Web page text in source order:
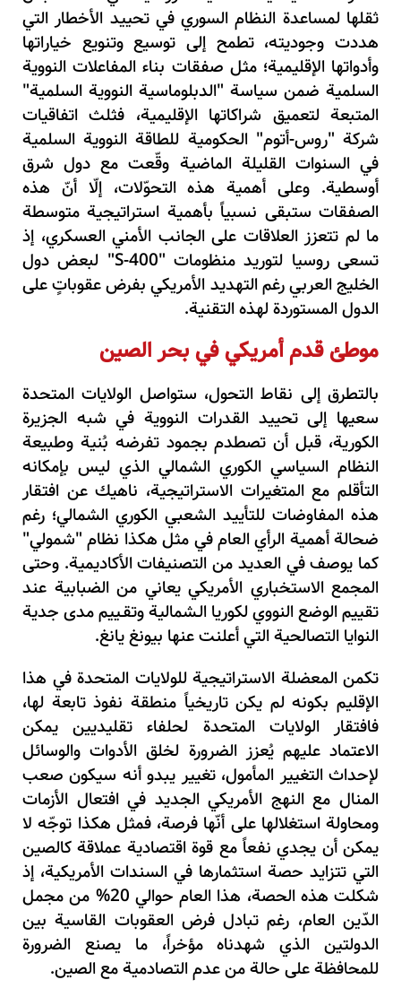
ثقلها لمساعدة النظام السوري في تحييد الأخطار التي
هددت وجوديته، تطمح إلى توسيع وتنويع خياراتها
وأدواتها الإقليمية؛ مثل صفقات بناء المفاعلات النووية
السلمية ضمن سياسة "الدبلوماسية النووية السلمية"
المتبعة لتعميق شراكاتها الإقليمية، فثلث اتفاقيات
شركة "روس-أتوم" الحكومية للطاقة النووية السلمية
في السنوات القليلة الماضية وقّعت مع دول شرق
أوسطية. وعلى أهمية هذه التحوّلات، إلّا أنّ هذه
الصفقات ستبقى نسبياً بأهمية استراتيجية متوسطة
ما لم تتعزز العلاقات على الجانب الأمني العسكري، إذ
تسعى روسيا لتوريد منظومات "S-400"
لبعض دول
الخليج العربي رغم التهديد الأمريكي بفرض عقوباتٍ على
الدول المستوردة لهذه التقنية.
موطئ قدم أمريكي في بحر الصين
بالتطرق إلى نقاط التحول، ستواصل الولايات المتحدة
سعيها إلى تحييد القدرات النووية في شبه الجزيرة
الكورية، قبل أن تصطدم بجمود تفرضه بُنية وطبيعة
النظام السياسي الكوري الشمالي الذي ليس بإمكانه
التأقلم مع المتغيرات الاستراتيجية، ناهيك عن افتقار
هذه المفاوضات للتأييد الشعبي الكوري الشمالي؛ رغم
ضحالة أهمية الرأي العام في مثل هكذا نظام "شمولي"
كما يوصف في العديد من التصنيفات الأكاديمية. وحتى
المجمع الاستخباري الأمريكي يعاني من الضبابية عند
تقييم الوضع النووي لكوريا الـشمالية وتقـييم مدى جدية
النوايا التصالحية التي أعلنت عنها بيونغ يانغ.
تكمن المعضلة الاستراتيجية للولايات المتحدة في هذا
الإقليم بكونه لم يكن تاريخياً منطقة نفوذ تابعة لها،
فافتقار الولايات المتحدة لحلفاء تقليديين يمكن
الاعتماد عليهم يُعزز الضرورة لخلق الأدوات والوسائل
لإحداث التغيير المأمول، تغيير يبدو أنه سيكون صعب
المنال مع النهج الأمريكي الجديد في افتعال الأزمات
ومحاولة استغلالها على أنّها فرصة، فمثل هكذا توجّه لا
يمكن أن يجدي نفعاً مع قوة اقتصادية عملاقة كالصين
التي تتزايد حصة استثمارها في السندات الأمريكية، إذ
شكلت هذه الحصة، هذا العام حوالي 20% من مجمل
الدّين العام، رغم تبادل فرض العقوبات القاسية بين
الدولتين الذي شهدناه مؤخراً، ما يصنع الضرورة
للمحافظة على حالة من عدم التصادمية مع الصين.